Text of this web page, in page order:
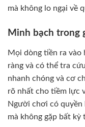
mà không lo ngại về
Minh bạch trong
Mọi dòng tiền ra vào
ràng và có thể tra
nhanh chóng và cơ
rõ nhất cho tiềm lực
Người chơi có quyền
mà không gặp bất kỳ